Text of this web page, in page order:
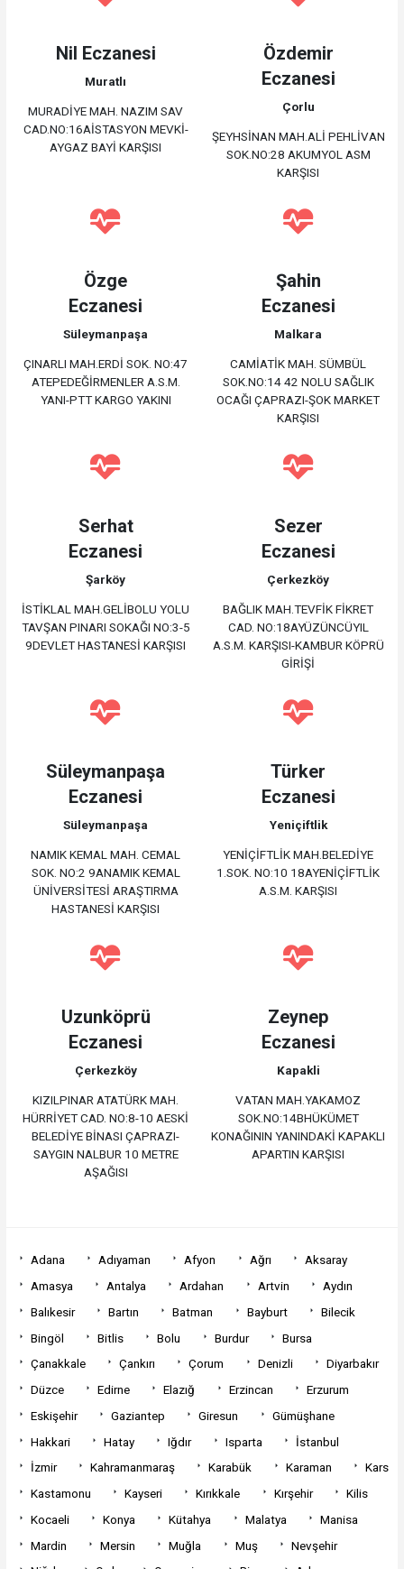
Nil Eczanesi
Muratlı
MURADİYE MAH. NAZIM SAV
CAD.NO:16AİSTASYON MEVKİ-
AYGAZ BAYİ KARŞISI
Özdemir
Eczanesi
Çorlu
ŞEYHSİNAN MAH.ALİ PEHLİVAN
SOK.NO:28 AKUMYOL ASM
KARŞISI
Özge
Eczanesi
Süleymanpaşa
ÇINARLI MAH.ERDİ SOK. NO:47
ATEPEDEĞİRMENLER A.S.M.
YANI-PTT KARGO YAKINI
Şahin
Eczanesi
Malkara
CAMİATİK MAH. SÜMBÜL
SOK.NO:14 42 NOLU SAĞLIK
OCAĞI ÇAPRAZI-ŞOK MARKET
KARŞISI
Serhat
Eczanesi
Şarköy
İSTİKLAL MAH.GELİBOLU YOLU
TAVŞAN PINARI SOKAĞI NO:3-5
9DEVLET HASTANESİ KARŞISI
Sezer
Eczanesi
Çerkezköy
BAĞLIK MAH.TEVFİK FİKRET
CAD. NO:18AYÜZÜNCÜYIL
A.S.M. KARŞISI-KAMBUR KÖPRÜ
GİRİŞİ
Süleymanpaşa
Eczanesi
Süleymanpaşa
NAMIK KEMAL MAH. CEMAL
SOK. NO:2 9ANAMIK KEMAL
ÜNİVERSİTESİ ARAŞTIRMA
HASTANESİ KARŞISI
Türker
Eczanesi
Yeniçiftlik
YENİÇİFTLİK MAH.BELEDİYE
1.SOK. NO:10 18AYENİÇİFTLİK
A.S.M. KARŞISI
Uzunköprü
Eczanesi
Çerkezköy
KIZILPINAR ATATÜRK MAH.
HÜRRİYET CAD. NO:8-10 AESKİ
BELEDİYE BİNASI ÇAPRAZI-
SAYGIN NALBUR 10 METRE
AŞAĞISI
Zeynep
Eczanesi
Kapakli
VATAN MAH.YAKAMOZ
SOK.NO:14BHÜKÜMET
KONAĞININ YANINDAKİ KAPAKLI
APARTIN KARŞISI
Adana Adıyaman Afyon Ağrı
Aksaray
Amasya
Antalya Ardahan Artvin
Aydın
Balıkesir
Bartın Batman Bayburt
Bilecik
Bingöl
Bitlis Bolu Burdur
Bursa
Çanakkale
Çankırı Çorum Denizli
Diyarbakır
Düzce
Edirne Elazığ Erzincan
Erzurum
Eskişehir
Gaziantep Giresun
Gümüşhane
Hakkari
Hatay Iğdır Isparta
İstanbul
İzmir
Kahramanmaraş Karabük Karaman
Kars
Kastamonu
Kayseri Kırıkkale Kırşehir
Kilis
Kocaeli
Konya Kütahya Malatya
Manisa
Mardin
Mersin Muğla Muş
Nevşehir